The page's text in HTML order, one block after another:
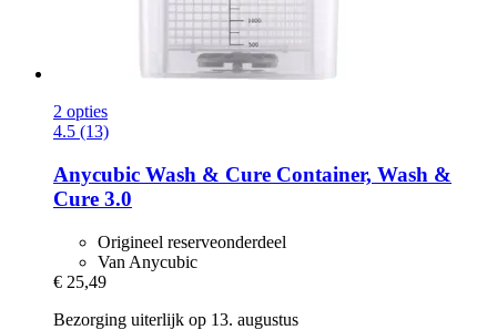
2 opties
4.5 (13)
Anycubic Wash & Cure Container, Wash &
Cure 3.0
Origineel reserveonderdeel
Van Anycubic
€ 25,49
Bezorging uiterlijk op 13. augustus